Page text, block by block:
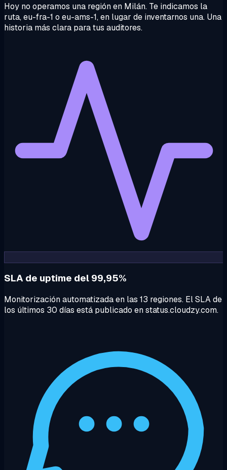
Hoy no operamos una región en Milán. Te indicamos la
ruta, eu-fra-1 o eu-ams-1, en lugar de inventarnos una. Una
historia más clara para tus auditores.
SLA de uptime del 99,95%
Monitorización automatizada en las 13 regiones. El SLA de
los últimos 30 días está publicado en status.cloudzy.com.